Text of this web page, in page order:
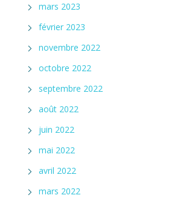
mars 2023
février 2023
novembre 2022
octobre 2022
septembre 2022
août 2022
juin 2022
mai 2022
avril 2022
mars 2022